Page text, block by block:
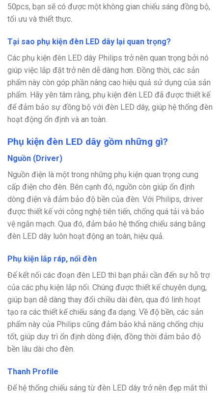
50pcs, bạn sẽ có được một không gian chiếu sáng đồng bộ,
tối ưu và thiết thực.
Tại sao phụ kiện đèn LED dây lại quan trọng?
Các phụ kiện đèn LED dây Philips trở nên quan trọng bởi nó
giúp việc lắp đặt trở nên dễ dàng hơn. Đồng thời, các sản
phẩm này còn góp phần nâng cao hiệu quả sử dụng của sản
phẩm. Hãy yên tâm rằng, phụ kiện đèn LED đã được thiết kế
để đảm bảo sự đồng bộ với đèn LED dây, giúp hệ thống đèn
hoạt động ổn định và an toàn.
Phụ kiện đèn LED dây gồm những gì?
Nguồn (Driver)
Nguồn điện là một trong những phụ kiện quan trọng cung
cấp điện cho đèn. Bên cạnh đó, nguồn còn giúp ổn định
dòng điện và đảm bảo độ bền của đèn. Với Philips, driver
được thiết kế với công nghệ tiên tiến, chống quá tải và bảo
vệ ngắn mạch. Qua đó, đảm bảo hệ thống chiếu sáng bằng
đèn LED dây luôn hoạt động an toàn, hiệu quả.
Phụ kiện lắp ráp, nối đèn
Để kết nối các đoạn đèn LED thì bạn phải cần đến sự hỗ trợ
của các phụ kiện lắp nối. Chúng được thiết kế chuyên dụng,
giúp bạn dễ dàng thay đổi chiều dài đèn, qua đó linh hoạt
tạo ra các thiết kế chiếu sáng đa dạng. Về độ bền, các sản
phẩm này của Philips cũng đảm bảo khả năng chống chịu
tốt, giúp duy trì ổn định dòng điện, đồng thời đảm bảo độ
bền lâu dài cho đèn.
Thanh Profile
Để hệ thống chiếu sáng từ đèn LED dây trở nên đẹp mắt thì